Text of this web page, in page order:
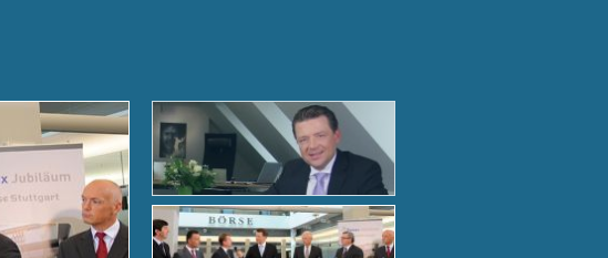
Der Börsensaal bei Nacht
Tiefgründige Gespräche